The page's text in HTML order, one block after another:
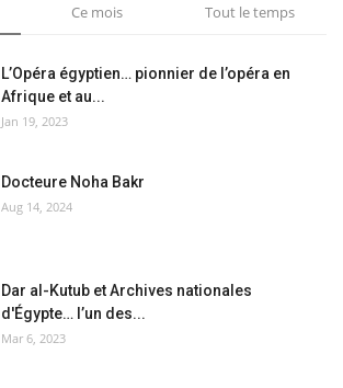
Ce mois Tout le temps
L’Opéra égyptien… pionnier de l’opéra en
Afrique et au...
Jan 19, 2023
Docteure Noha Bakr
Aug 14, 2024
Dar al-Kutub et Archives nationales
d'Égypte… l’un des...
Mar 6, 2023